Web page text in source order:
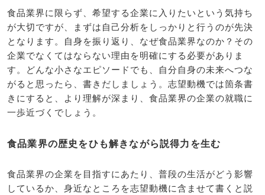
食品業界に限らず、希望する企業に入りたいという気持ち
が大切ですが、まずは自己分析をしっかりと行うのが先決
となります。自身を振り返り、なぜ食品業界なのか？その
企業でなくてはならない理由を明確にする必要がありま
す。どんな小さなエピソードでも、自分自身の未来へつな
がると思ったら、書きだしましょう。志望動機では箇条書
きにすると、より理解が深まり、食品業界の企業の就職に
一歩近づくでしょう。
食品業界の歴史をひも解きながら説得力を生む
食品業界の企業を目指すにあたり、普段の生活がどう影響
しているか、身近なところを志望動機に含ませて書くと説